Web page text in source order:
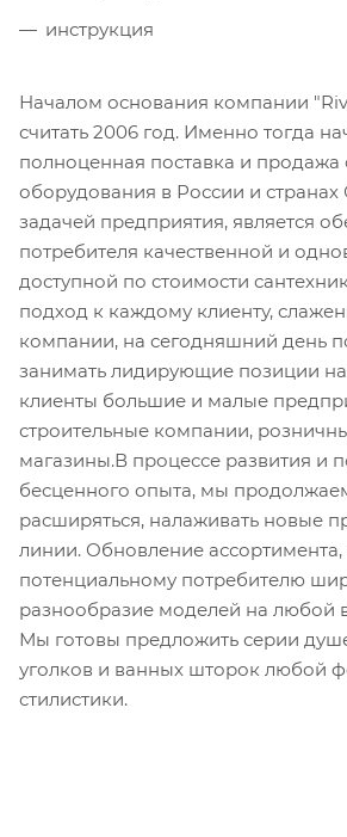
инструкция
Началом основания компании
считать 2006 год. Именно тогда
полноценная поставка и продажа
оборудования в России и
задачей предприятия, является
потребителя качественной и
доступной по стоимости
подход к каждому клиенту,
компании, на сегодняшний день
занимать лидирующие позиции
клиенты большие и малые
строительные компании,
магазины.В процессе развития и
бесценного опыта, мы
расширяться, налаживать новые
линии. Обновление ассортимента,
потенциальному потребителю
разнообразие моделей на любой
Мы готовы предложить серии
уголков и ванных шторок любой
стилистики.